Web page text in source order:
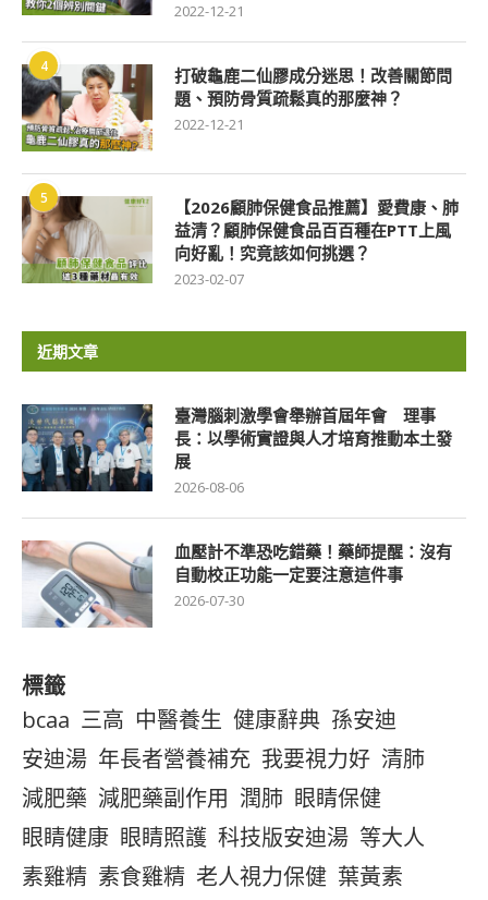
2022-12-21
4
打破龜鹿二仙膠成分迷思！改善關節問
題、預防骨質疏鬆真的那麼神？
2022-12-21
5
【2026顧肺保健食品推薦】愛費康、肺
益清？顧肺保健食品百百種在PTT上風
向好亂！究竟該如何挑選？
2023-02-07
近期文章
臺灣腦刺激學會舉辦首屆年會 理事
長：以學術實證與人才培育推動本土發
展
2026-08-06
血壓計不準恐吃錯藥！藥師提醒：沒有
自動校正功能一定要注意這件事
2026-07-30
標籤
bcaa 三高 中醫養生 健康辭典 孫安迪
安迪湯 年長者營養補充 我要視力好 清肺
減肥藥 減肥藥副作用 潤肺 眼睛保健
眼睛健康 眼睛照護 科技版安迪湯 等大人
素雞精 素食雞精 老人視力保健 葉黃素